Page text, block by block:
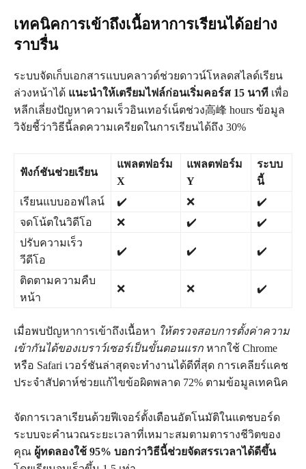
เทคนิคการเข้าถึงเนื้อหาการเรียนได้อย่าง
ราบรื่น
ระบบจัดเก็บเอกสารแบบคลาวด์ช่วยดาวน์โหลดสไลด์เรียน
ล่วงหน้าได้ แนะนำให้เตรียมไฟล์ก่อนเริ่มคอร์ส 15 นาที เพื่อ
หลีกเลี่ยงปัญหาความเร็วอินเทอร์เน็ตช่วง高峰 hours ข้อมูล
วิจัยชี้ว่าวิธีนี้ลดความเครียดในการเรียนได้ถึง 30%
ฟังก์ชันช่วยเรียน
แพลตฟอร์ม
X
แพลตฟอร์ม
Y
ระบบ
นี้
เรียนแบบออฟไลน์
✔️ ❌
✔️
จดโน้ตในวิดีโอ
❌ ✔️
✔️
ปรับความเร็ว
วีดีโอ
✔️ ✔️ ✔️
ติดตามความคืบ
หน้า
❌ ❌ ✔️
เมื่อพบปัญหาการเข้าถึงเนื้อหา ให้ตรวจสอบการตั้งค่าความ
เข้ากันได้ของเบราว์เซอร์เป็นขั้นตอนแรก หากใช้ Chrome
หรือ Safari เวอร์ชันล่าสุดจะทำงานได้ดีที่สุด การเคลียร์แคช
ประจำสัปดาห์ช่วยแก้ไขข้อผิดพลาด 72% ตามข้อมูลเทคนิค
จัดการเวลาเรียนด้วยฟีเจอร์ตั้งเตือนอัตโนมัติในแดชบอร์ด
ระบบจะคำนวณระยะเวลาที่เหมาะสมตามตารางชีวิตของ
คุณ ผู้ทดลองใช้ 95% บอกว่าวิธีนี้ช่วยจัดสรรเวลาได้ดีขึ้น